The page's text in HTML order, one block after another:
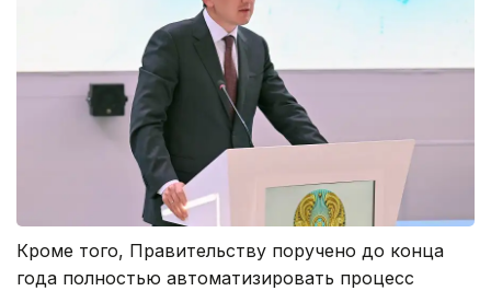
Кроме того, Правительству поручено до конца
года полностью автоматизировать процесс